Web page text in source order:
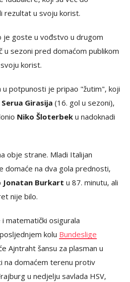
rezultat u svoju korist.
je goste u vođstvo u drugom
u sezoni pred domaćom publikom
korist.
u potpunosti je pripao "žutim", koji
Serua Girasija (16. gol u sezoni),
Niko Šloterbek u nadoknadi
obje strane. Mladi Italijan
domaće na dva gola prednosti,
Jonatan Burkart u 87. minutu, ali
nije bilo.
matematički osigurala
kolu Bundeslige
Ajntraht šansu za plasman u
na domaćem terenu protiv
u nedjelju savlada HSV,